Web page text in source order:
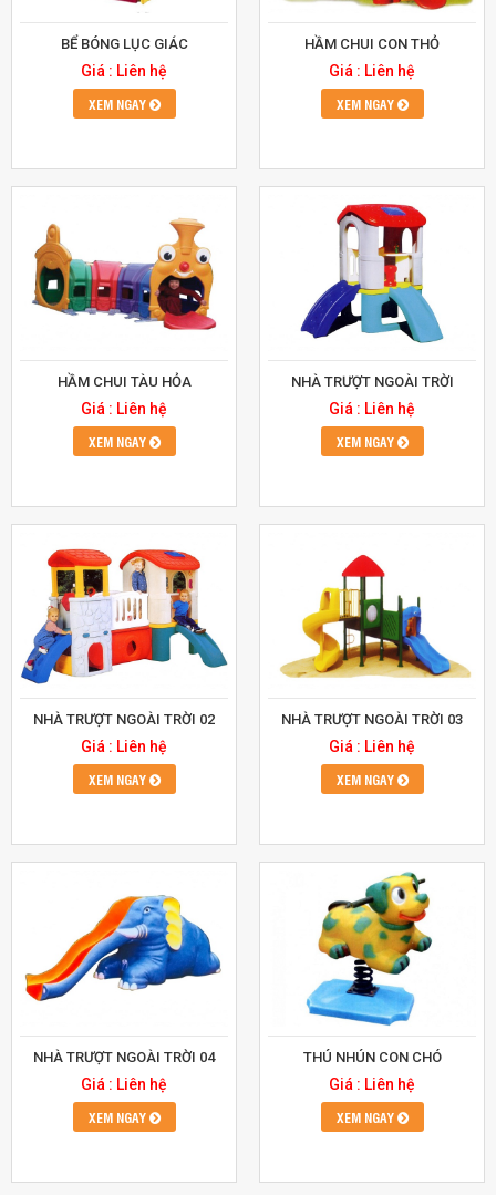
BỂ BÓNG LỤC GIÁC
Giá : Liên hệ
XEM NGAY
HẦM CHUI CON THỎ
Giá : Liên hệ
XEM NGAY
HẦM CHUI TÀU HỎA
Giá : Liên hệ
XEM NGAY
NHÀ TRƯỢT NGOÀI TRỜI
Giá : Liên hệ
XEM NGAY
NHÀ TRƯỢT NGOÀI TRỜI 02
Giá : Liên hệ
XEM NGAY
NHÀ TRƯỢT NGOÀI TRỜI 03
Giá : Liên hệ
XEM NGAY
NHÀ TRƯỢT NGOÀI TRỜI 04
Giá : Liên hệ
XEM NGAY
THÚ NHÚN CON CHÓ
Giá : Liên hệ
XEM NGAY